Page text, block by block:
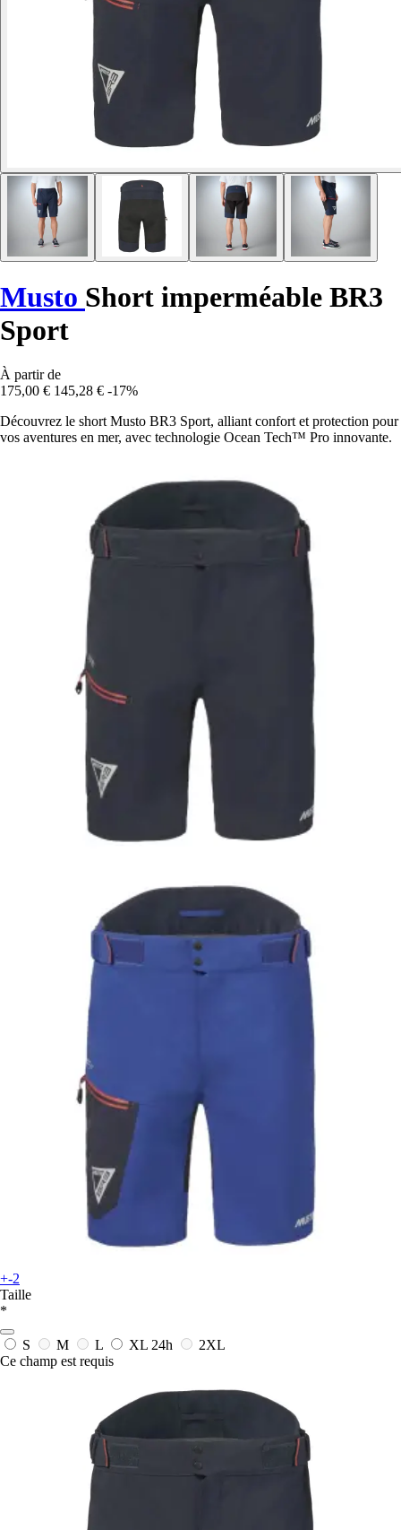
Musto Short imperméable BR3
Sport
À partir de
175,00 € 145,28 € -17%
Découvrez le short Musto BR3 Sport, alliant confort et protection pour
vos aventures en mer, avec technologie Ocean Tech™ Pro innovante.
+-2
Taille
*
S M L XL 24h
2XL
Ce champ est requis